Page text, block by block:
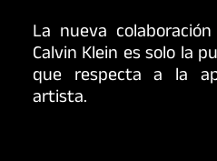
La nueva
Calvin Klein es solo la
que respecta a la
artista.